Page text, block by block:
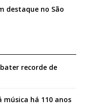
destaque no São
recorde de
música há 110 anos